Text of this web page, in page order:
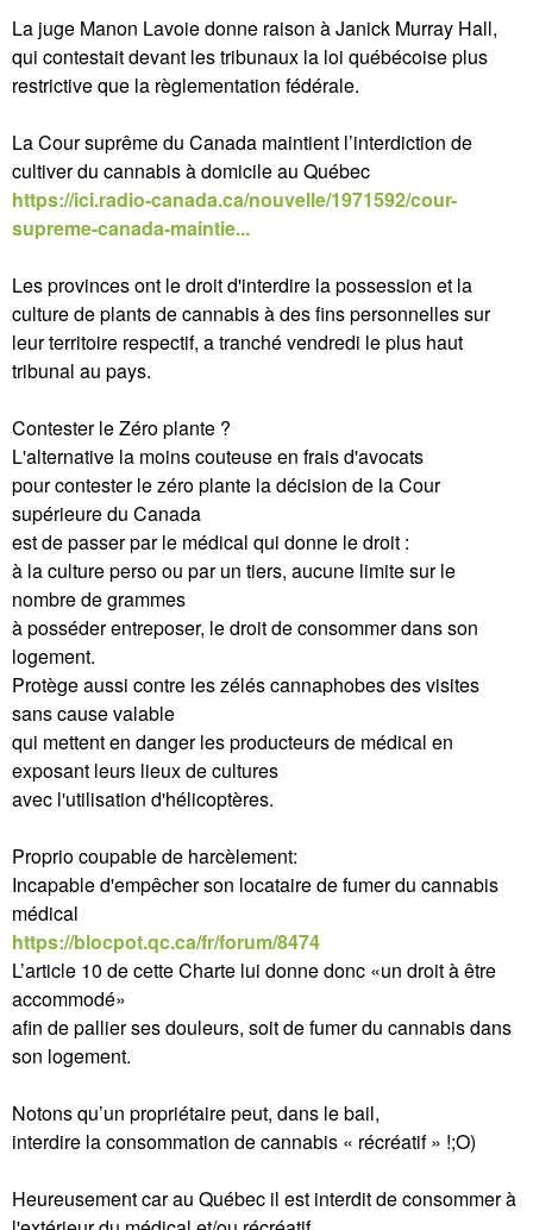
La juge Manon Lavoie donne raison à Janick Murray Hall,
qui contestait devant les tribunaux la loi québécoise plus
restrictive que la règlementation fédérale.
La Cour suprême du Canada maintient l’interdiction de
cultiver du cannabis à domicile au Québec
https://ici.radio-canada.ca/nouvelle/1971592/cour-
supreme-canada-maintie...
Les provinces ont le droit d'interdire la possession et la
culture de plants de cannabis à des fins personnelles sur
leur territoire respectif, a tranché vendredi le plus haut
tribunal au pays.
Contester le Zéro plante ?
L'alternative la moins couteuse en frais d'avocats
pour contester le zéro plante la décision de la Cour
supérieure du Canada
est de passer par le médical qui donne le droit :
à la culture perso ou par un tiers, aucune limite sur le
nombre de grammes
à posséder entreposer, le droit de consommer dans son
logement.
Protège aussi contre les zélés cannaphobes des visites
sans cause valable
qui mettent en danger les producteurs de médical en
exposant leurs lieux de cultures
avec l'utilisation d'hélicoptères.
Proprio coupable de harcèlement:
Incapable d'empêcher son locataire de fumer du cannabis
médical
https://blocpot.qc.ca/fr/forum/8474
L’article 10 de cette Charte lui donne donc «un droit à être
accommodé»
afin de pallier ses douleurs, soit de fumer du cannabis dans
son logement.
Notons qu’un propriétaire peut, dans le bail,
interdire la consommation de cannabis « récréatif » !;O)
Heureusement car au Québec il est interdit de consommer à